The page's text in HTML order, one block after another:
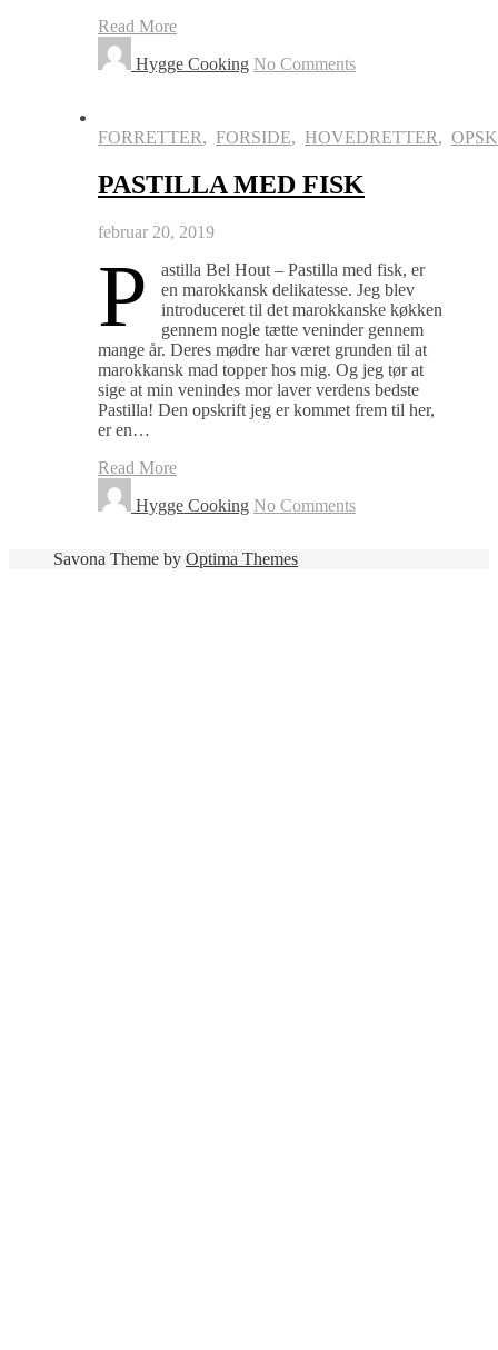
Read More
Hygge Cooking No Comments
FORRETTER, FORSIDE, HOVEDRETTER,
PASTILLA MED FISK
februar 20, 2019
P
astilla Bel Hout – Pastilla med fisk, er
en marokkansk delikatesse. Jeg blev
introduceret til det marokkanske køkken
gennem nogle tætte veninder gennem
mange år. Deres mødre har været grunden til at
marokkansk mad topper hos mig. Og jeg tør at
sige at min venindes mor laver verdens bedste
Pastilla! Den opskrift jeg er kommet frem til her,
er en…
Read More
Hygge Cooking No Comments
Savona Theme by Optima Themes